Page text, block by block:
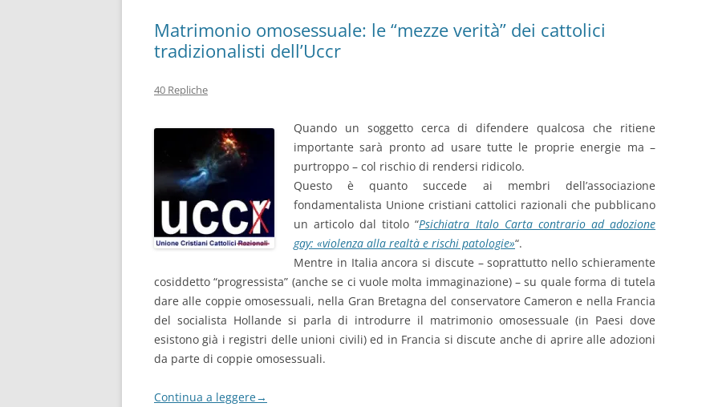
Matrimonio omosessuale: le “mezze verità” dei cattolici
tradizionalisti dell’Uccr
40 Repliche
Quando un soggetto cerca di difendere qualcosa che ritiene
importante sarà pronto ad usare tutte le proprie energie ma –
purtroppo – col rischio di rendersi ridicolo.
Questo è quanto succede ai membri dell’associazione
fondamentalista Unione cristiani cattolici razionali che pubblicano
un articolo dal titolo “Psichiatra Italo Carta contrario ad adozione
gay: «violenza alla realtà e rischi patologie»“.
Mentre in Italia ancora si discute – soprattutto nello schieramente
cosiddetto “progressista” (anche se ci vuole molta immaginazione) – su quale forma di tutela
dare alle coppie omosessuali, nella Gran Bretagna del conservatore Cameron e nella Francia
del socialista Hollande si parla di introdurre il matrimonio omosessuale (in Paesi dove
esistono già i registri delle unioni civili) ed in Francia si discute anche di aprire alle adozioni
da parte di coppie omosessuali.
Continua a leggere→